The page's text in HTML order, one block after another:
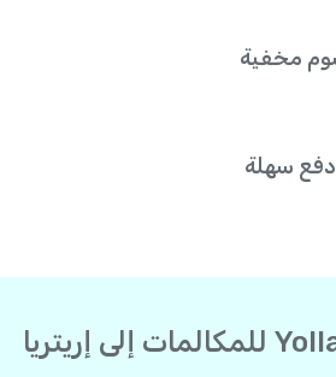
مخفية
سهلة
لماذا تستخدم Yolla للمكالمات إلى إريتريا